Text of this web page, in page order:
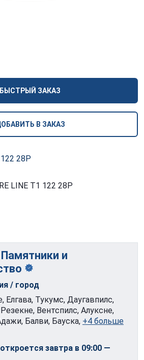
БЫСТРЫЙ ЗАКАЗ
В ЗАКАЗ
28P
LINE T1 122 28P
и
/ город
Елгава, Тукумс, Даугавпилс,
Вентспилс, Алуксне,
Балви, Бауска, +4 больше
завтра в 09:00 —